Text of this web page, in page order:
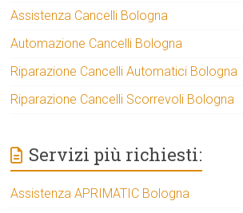
Assistenza Cancelli Bologna
Automazione Cancelli Bologna
Riparazione Cancelli Automatici Bologna
Riparazione Cancelli Scorrevoli Bologna
Servizi più richiesti:
Assistenza APRIMATIC Bologna